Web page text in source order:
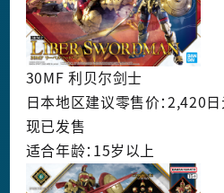
30MF 利贝尔剑士
日本地区建议零售价：2,420日
现已发售
适合年龄：15岁以上